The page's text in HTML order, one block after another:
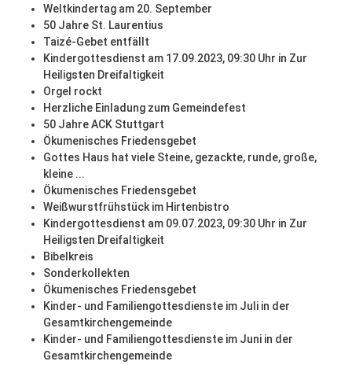
Weltkindertag am 20. September
50 Jahre St. Laurentius
Taizé-Gebet entfällt
Kindergottesdienst am 17.09.2023, 09:30 Uhr in Zur
Heiligsten Dreifaltigkeit
Orgel rockt
Herzliche Einladung zum Gemeindefest
50 Jahre ACK Stuttgart
Ökumenisches Friedensgebet
Gottes Haus hat viele Steine, gezackte, runde, große,
kleine ...
Ökumenisches Friedensgebet
Weißwurstfrühstück im Hirtenbistro
Kindergottesdienst am 09.07.2023, 09:30 Uhr in Zur
Heiligsten Dreifaltigkeit
Bibelkreis
Sonderkollekten
Ökumenisches Friedensgebet
Kinder- und Familiengottesdienste im Juli in der
Gesamtkirchengemeinde
Kinder- und Familiengottesdienste im Juni in der
Gesamtkirchengemeinde